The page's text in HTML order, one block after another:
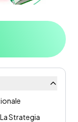
Strategia